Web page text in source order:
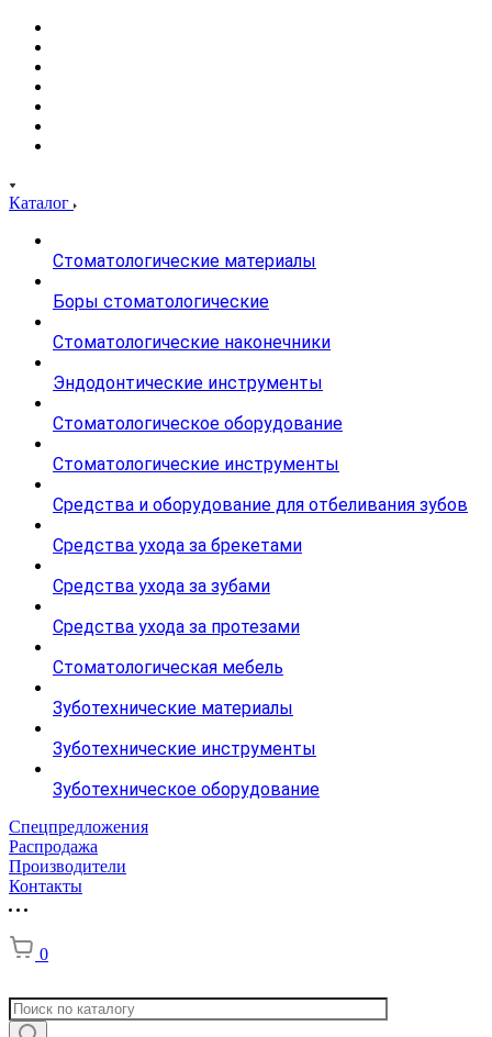
Каталог
Стоматологические материалы
Боры стоматологические
Стоматологические наконечники
Эндодонтические инструменты
Стоматологическое оборудование
Стоматологические инструменты
Средства и оборудование для отбеливания зубов
Средства ухода за брекетами
Средства ухода за зубами
Средства ухода за протезами
Стоматологическая мебель
Зуботехнические материалы
Зуботехнические инструменты
Зуботехническое оборудование
Спецпредложения
Распродажа
Производители
Контакты
0